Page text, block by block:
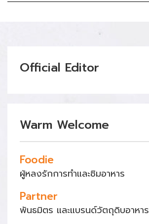
Official Editor
Warm Welcome
Foodie
ผู้หลงรักการทำและชิมอาหาร
Partner
พันธมิตร และแบรนด์วัตถุดิบอาหาร